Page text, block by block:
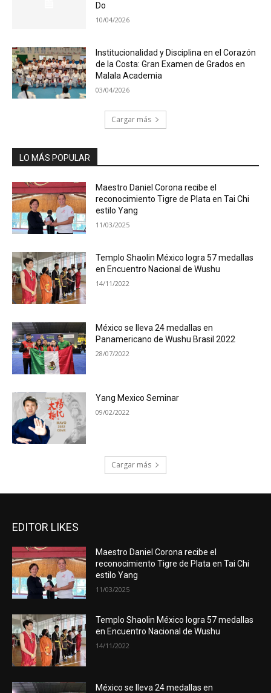
Do
10/04/2026
Institucionalidad y Disciplina en el Corazón
de la Costa: Gran Examen de Grados en
Malala Academia
03/04/2026
Cargar más
LO MÁS POPULAR
Maestro Daniel Corona recibe el
reconocimiento Tigre de Plata en Tai Chi
estilo Yang
11/03/2025
Templo Shaolin México logra 57 medallas
en Encuentro Nacional de Wushu
14/11/2022
México se lleva 24 medallas en
Panamericano de Wushu Brasil 2022
28/07/2022
Yang Mexico Seminar
09/02/2022
Cargar más
EDITOR LIKES
Maestro Daniel Corona recibe el
reconocimiento Tigre de Plata en Tai Chi
estilo Yang
11/03/2025
Templo Shaolin México logra 57 medallas
en Encuentro Nacional de Wushu
14/11/2022
México se lleva 24 medallas en